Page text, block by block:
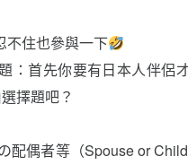
不住也參與一下
：首先你要有日本人伴侶
擇題吧？
配偶者等（Spouse or